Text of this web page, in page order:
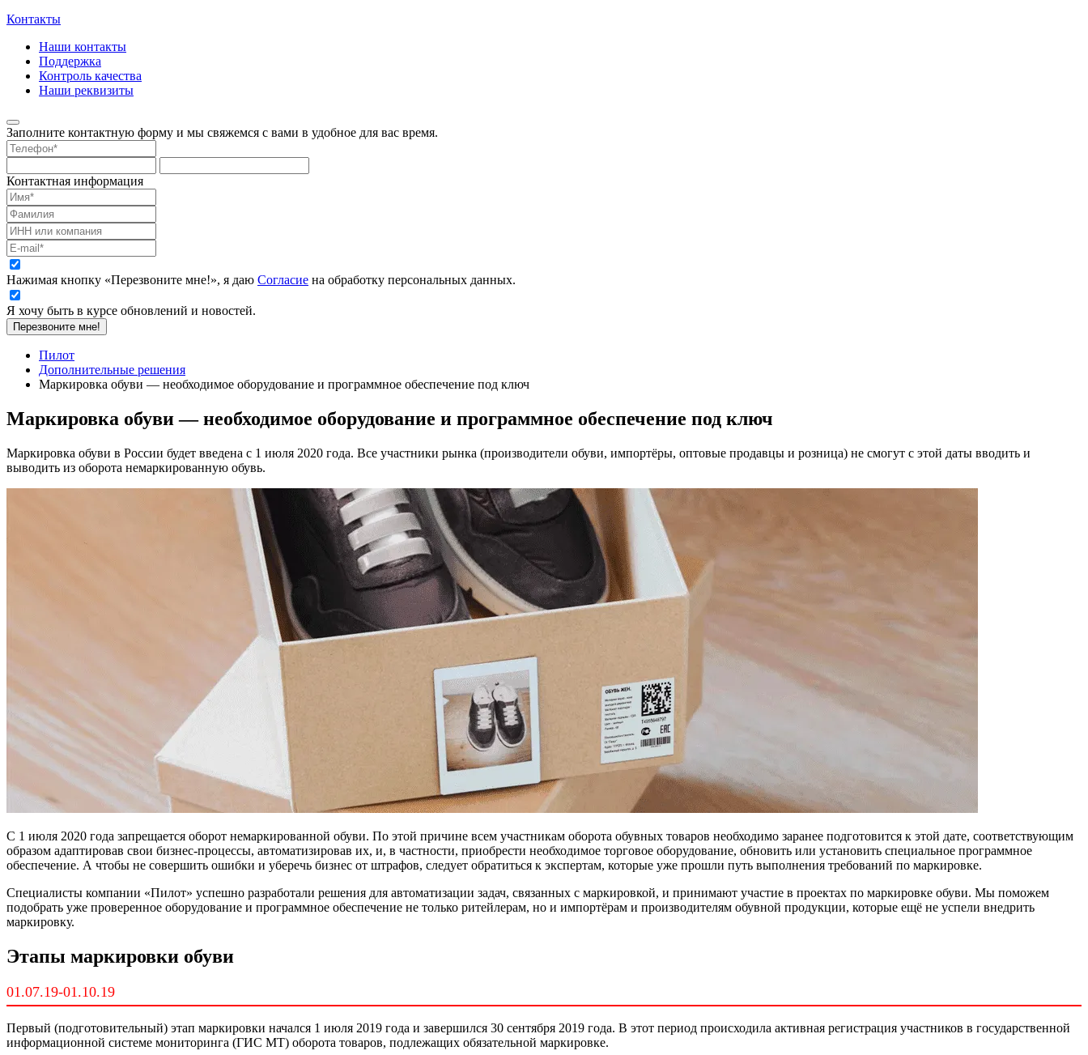
Контакты
Наши контакты
Поддержка
Контроль качества
Наши реквизиты
Заполните контактную форму и мы свяжемся с вами в удобное для вас время.
Контактная информация
Нажимая кнопку «Перезвоните мне!», я даю Согласие на обработку персональных данных.
Я хочу быть в курсе обновлений и новостей.
Перезвоните мне!
Пилот
Дополнительные решения
Маркировка обуви — необходимое оборудование и программное обеспечение под ключ
Маркировка обуви — необходимое оборудование и программное обеспечение под ключ
Маркировка обуви в России будет введена с 1 июля 2020 года. Все участники рынка (производители обуви, импортёры, оптовые продавцы и розница) не смогут с этой даты вводить и
выводить из оборота немаркированную обувь.
С 1 июля 2020 года запрещается оборот немаркированной обуви. По этой причине всем участникам оборота обувных товаров необходимо заранее подготовится к этой дате, соответствующим
образом адаптировав свои бизнес-процессы, автоматизировав их, и, в частности, приобрести необходимое торговое оборудование, обновить или установить специальное программное
обеспечение. А чтобы не совершить ошибки и уберечь бизнес от штрафов, следует обратиться к экспертам, которые уже прошли путь выполнения требований по маркировке.
Специалисты компании «Пилот» успешно разработали решения для автоматизации задач, связанных с маркировкой, и принимают участие в проектах по маркировке обуви. Мы поможем
подобрать уже проверенное оборудование и программное обеспечение не только ритейлерам, но и импортёрам и производителям обувной продукции, которые ещё не успели внедрить
маркировку.
Этапы маркировки обуви
01.07.19-01.10.19
Первый (подготовительный) этап маркировки начался 1 июля 2019 года и завершился 30 сентября 2019 года. В этот период происходила активная регистрация участников в государственной
информационной системе мониторинга (ГИС МТ) оборота товаров, подлежащих обязательной маркировке.